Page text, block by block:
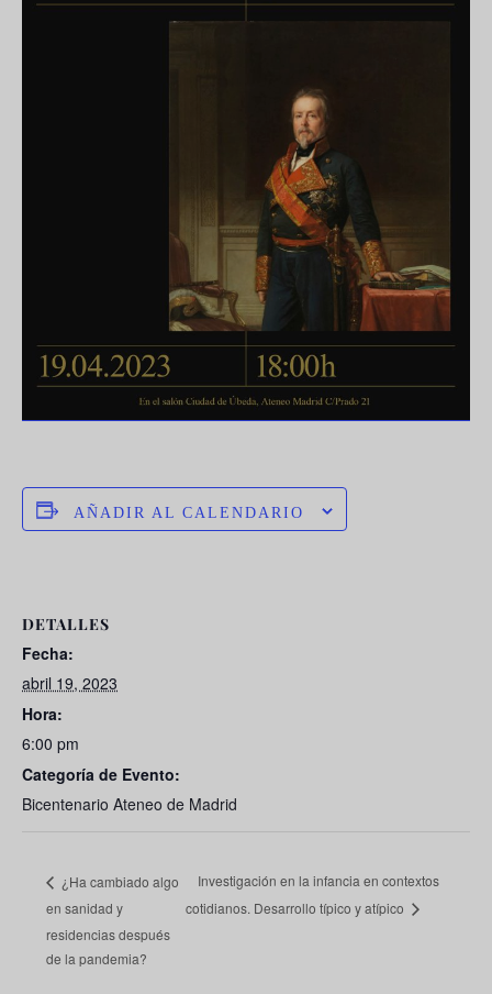
AÑADIR AL CALENDARIO
DETALLES
Fecha:
abril 19, 2023
Hora:
6:00 pm
Categoría de Evento:
Bicentenario Ateneo de Madrid
¿Ha cambiado algo
en sanidad y
residencias después
de la pandemia?
Investigación en la infancia en contextos
cotidianos. Desarrollo típico y atípico